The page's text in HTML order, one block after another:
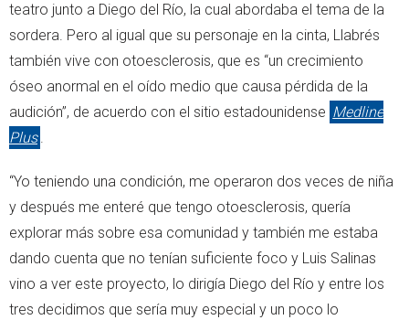
teatro junto a Diego del Río, la cual abordaba el tema de la
sordera. Pero al igual que su personaje en la cinta, Llabrés
también vive con otoesclerosis, que es “un crecimiento
óseo anormal en el oído medio que causa pérdida de la
audición”, de acuerdo con el sitio estadounidense Medline
Plus .
“Yo teniendo una condición, me operaron dos veces de niña
y después me enteré que tengo otoesclerosis, quería
explorar más sobre esa comunidad y también me estaba
dando cuenta que no tenían suficiente foco y Luis Salinas
vino a ver este proyecto, lo dirigía Diego del Río y entre los
tres decidimos que sería muy especial y un poco lo